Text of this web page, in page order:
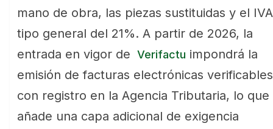
mano de obra, las piezas sustituidas y el
tipo general del 21%. A partir de 2026, la
entrada en vigor de Verifactu impondrá la
emisión de facturas electrónicas verificables
con registro en la Agencia Tributaria, lo que
añade una capa adicional de exigencia